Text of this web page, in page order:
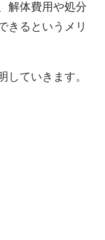
解体費用や処分
きるというメリ
していきます。